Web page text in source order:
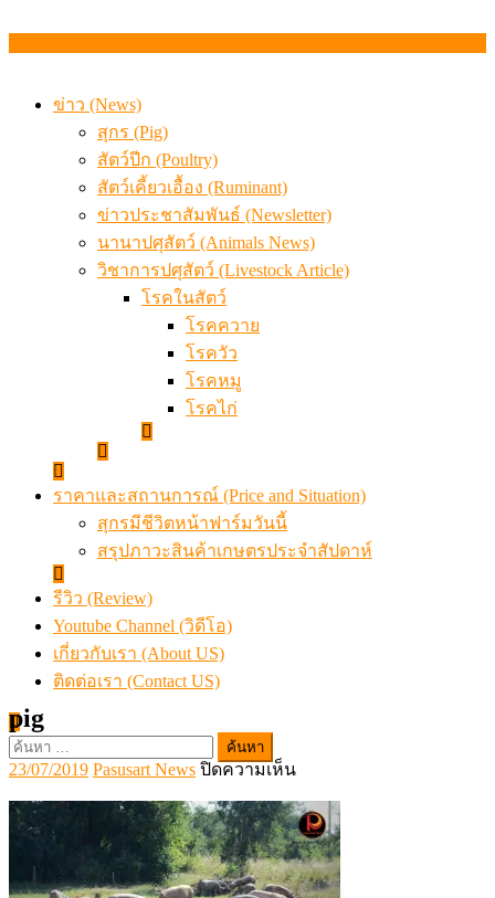
ข่าว (News)
สุกร (Pig)
สัตว์ปีก (Poultry)
สัตว์เคี้ยวเอื้อง (Ruminant)
ข่าวประชาสัมพันธ์ (Newsletter)
นานาปศุสัตว์ (Animals News)
วิชาการปศุสัตว์ (Livestock Article)
โรคในสัตว์
โรคควาย
โรควัว
โรคหมู
โรคไก่
ราคาและสถานการณ์ (Price and Situation)
สุกรมีชีวิตหน้าฟาร์มวันนี้
สรุปภาวะสินค้าเกษตรประจำสัปดาห์
รีวิว (Review)
Youtube Channel (วิดีโอ)
เกี่ยวกับเรา (About US)
ติดต่อเรา (Contact US)
ค้นหา
สำหรับ:
pig
Posted
on
23/07/2019Author
Pasusart News ปิดความเห็นบน